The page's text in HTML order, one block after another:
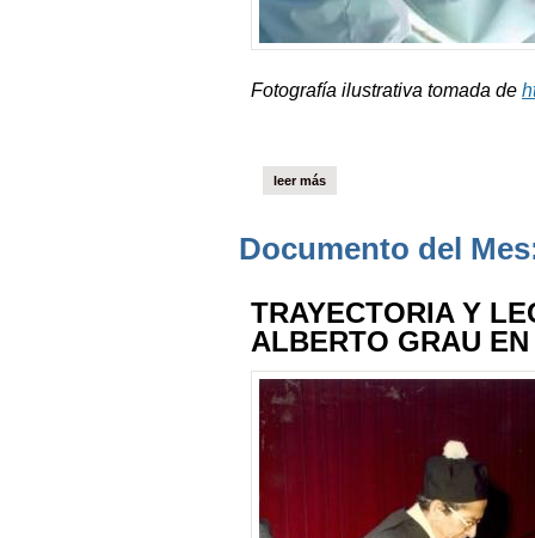
Fotografía ilustrativa tomada de
leer más
Documento del
TRAYECTORIA Y
ALBERTO GRAU